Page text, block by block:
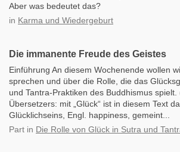
Aber was bedeutet das?
in Karma und Wiedergeburt
Die immanente Freude des Geistes
Einführung An diesem Wochenende wollen
sprechen und über die Rolle, die das
und Tantra-Praktiken des Buddhismus spielt.
Übersetzers: mit „Glück“ ist in diesem Text
Glücklichseins, Engl. happiness, gemeint...
Part in Die Rolle von Glück in Sutra und